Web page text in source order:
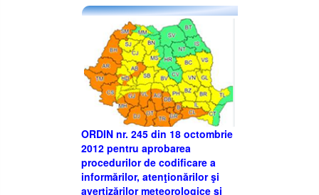
ORDIN nr. 245 din 18 octombrie
2012 pentru aprobarea
procedurilor de codificare a
informărilor, atenţionărilor şi
avertizărilor meteorologice şi